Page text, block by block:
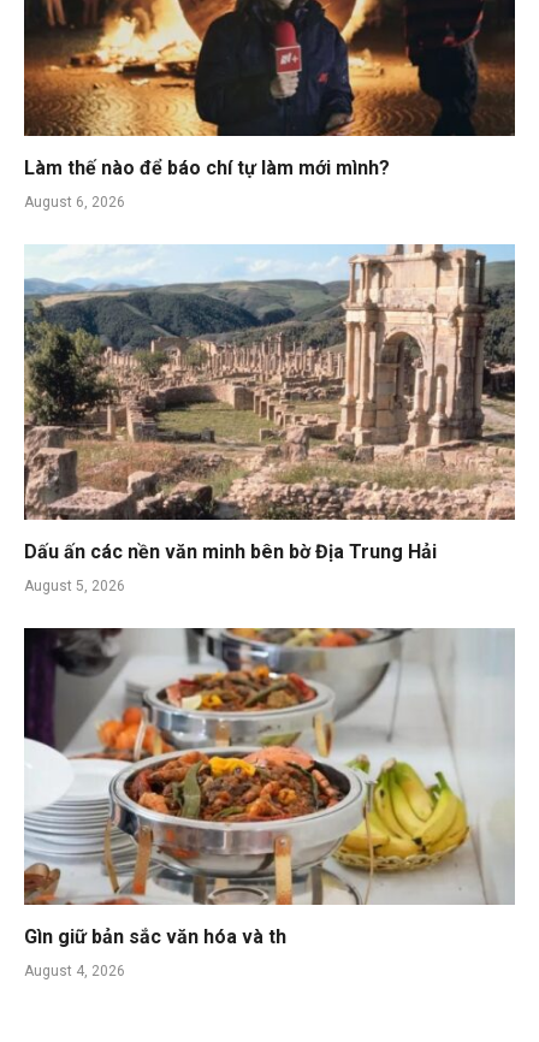
Làm thế nào để báo chí tự làm mới mình?
August 6, 2026
Dấu ấn các nền văn minh bên bờ Địa Trung Hải
August 5, 2026
Gìn giữ bản sắc văn hóa và th
August 4, 2026